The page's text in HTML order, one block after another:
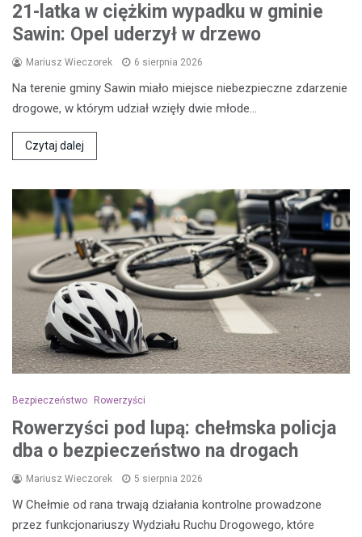
21-latka w ciężkim wypadku w gminie
Sawin: Opel uderzył w drzewo
Mariusz Wieczorek 6 sierpnia 2026
Na terenie gminy Sawin miało miejsce niebezpieczne zdarzenie
drogowe, w którym udział wzięły dwie młode…
Czytaj dalej
Bezpieczeństwo Rowerzyści
Rowerzyści pod lupą: chełmska policja
dba o bezpieczeństwo na drogach
Mariusz Wieczorek 5 sierpnia 2026
W Chełmie od rana trwają działania kontrolne prowadzone
przez funkcjonariuszy Wydziału Ruchu Drogowego, które